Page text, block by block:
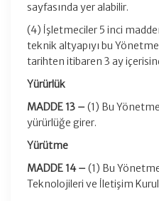
sayfasında yer alabilir.
(4) İşletmeciler 5 inci
teknik altyapıyı bu
tarihten itibaren 3 ay
Yürürlük
MADDE 13 – (1) Bu
yürürlüğe girer.
Yürütme
MADDE 14 – (1) Bu
Teknolojileri ve İletişim